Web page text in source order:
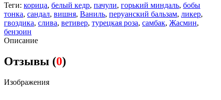
Теги: корица, белый кедр, пачули, горький миндаль, бобы
тонка, сандал, вишня, Ваниль, перуанский бальзам, ликер,
гвоздика, слива, ветивер, турецкая роза, самбак, Жасмин,
бензоин
Описание
Отзывы (0)
Изображения